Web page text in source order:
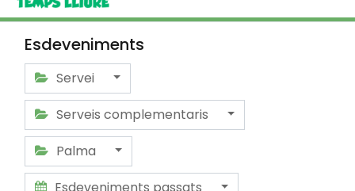
Esdeveniments
Servei
Serveis complementaris
Palma